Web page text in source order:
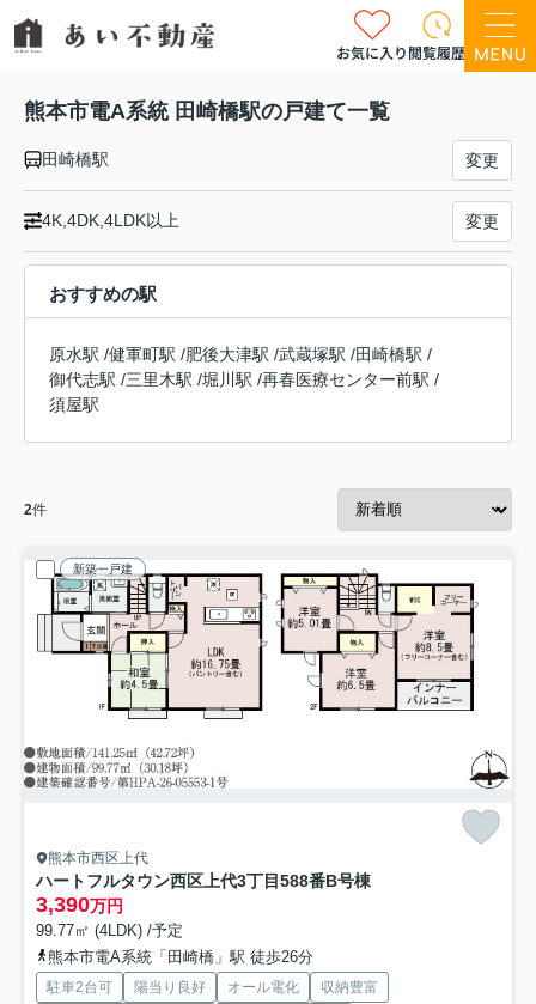
お気に入り閲覧履歴
熊本市電A系統 田崎橋駅の戸建て一覧
田崎橋駅 変更
4K,4DK,4LDK以上 変更
おすすめの駅
原水駅 /健軍町駅 /肥後大津駅 /武蔵塚駅 /田崎橋駅 /
御代志駅 /三里木駅 /堀川駅 /再春医療センター前駅 /
須屋駅
2件
新築一戸建
熊本市西区上代
ハートフルタウン西区上代3丁目588番B号棟
3,390万円
99.77㎡ (4LDK) /予定
熊本市電A系統「田崎橋」駅 徒歩26分
駐車2台可 陽当り良好 オール電化
収納豊富